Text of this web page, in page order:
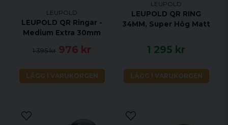
LEUPOLD
LEUPOLD QR Ringar -
Medium Extra 30mm
1 395 kr 976 kr
LÄGG I VARUKORGEN
LEUPOLD
LEUPOLD QR RING
34MM, Super Hög Matt
1 295 kr
LÄGG I VARUKORGEN
Hög Ext